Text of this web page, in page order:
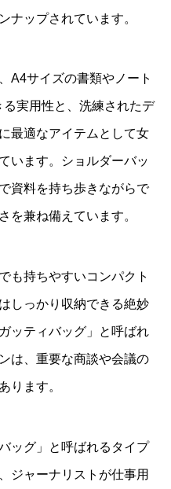
ナップされています。
A4サイズの書類やノート
実用性と、洗練されたデ
最適なアイテムとして女
います。ショルダーバッ
資料を持ち歩きながらで
を兼ね備えています。
も持ちやすいコンパクト
しっかり収納できる絶妙
ッティバッグ」と呼ばれ
は、重要な商談や会議の
ります。
ッグ」と呼ばれるタイプ
ジャーナリストが仕事用